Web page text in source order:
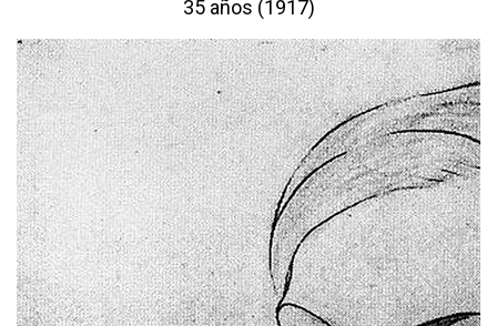
35 años (1917)